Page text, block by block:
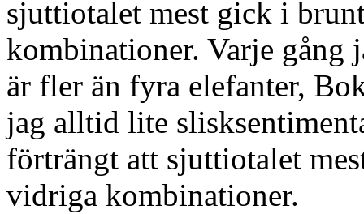
sjuttiotalet mest gick i
kombinationer. Varje gång
är fler än fyra elefanter,
jag alltid lite
förträngt att sjuttiotalet
vidriga kombinationer.